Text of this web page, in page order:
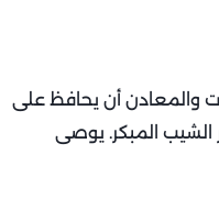
والمعادن أن يحافظ على
المبكر. يوصى